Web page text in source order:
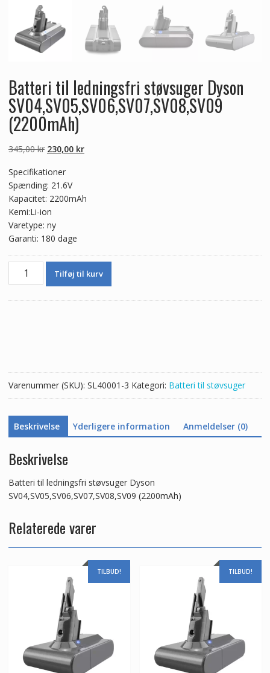
Batteri til ledningsfri støvsuger Dyson
SV04,SV05,SV06,SV07,SV08,SV09
(2200mAh)
345,00kr Den
pris
var:
345,00 kr.
230,00 krDen
230,00 kr.
Specifikationer
Spænding: 21.6V
Kapacitet: 2200mAh
Kemi:Li-ion
Varetype: ny
Garanti: 180 dage
Batteri
Tilføj til kurv
Varenummer (SKU): SL40001-3 Kategori: Batteri til støvsuger
Beskrivelse Yderligere information Anmeldelser (0)
Beskrivelse
Batteri til ledningsfri støvsuger Dyson
SV04,SV05,SV06,SV07,SV08,SV09 (2200mAh)
Relaterede varer
TILBUD! TILBUD!